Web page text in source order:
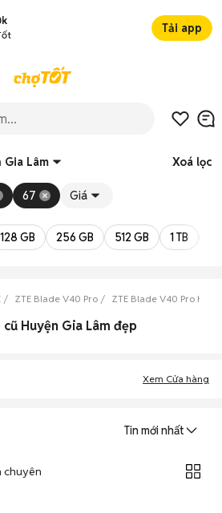
Tải app
Gia Lâm Xoá lọc
67 Giá
128 GB 256 GB 512 GB 1 TB
ZTE Blade V40 Pro ZTE Blade V40 Pro Hà
Huyện Gia Lâm đẹp
Xem Cửa hàng
Tin mới nhất
chuyên